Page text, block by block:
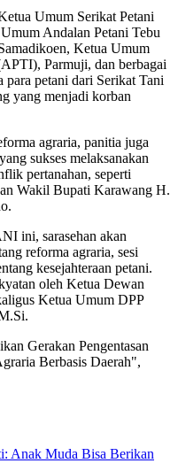
Umum Serikat Petani
Andalan Petani Tebu
Ketua Umum
Parmuji, dan berbagai
para petani dari Serikat Tani
yang menjadi korban
agraria, panitia juga
sukses melaksanakan
pertanahan, seperti
Wakil Bupati Karawang H.
ini, sarasehan akan
reforma agraria, sesi
kesejahteraan petani.
oleh Ketua Dewan
Ketua Umum DPP
Gerakan Pengentasan
Berbasis Daerah",